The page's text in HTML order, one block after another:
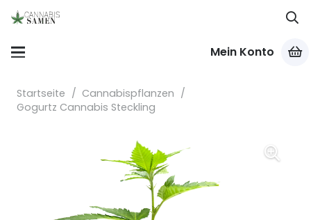
Mein Konto
Startseite / Cannabispflanzen /
Gogurtz Cannabis Steckling